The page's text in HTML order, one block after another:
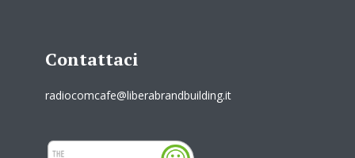
Contattaci
radiocomcafe@liberabrandbuilding.it